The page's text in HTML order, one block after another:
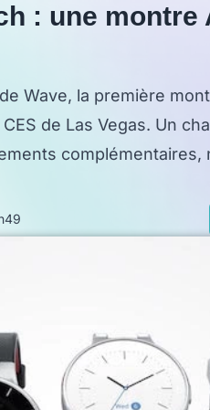
: une montre
Wave, la première
de Las Vegas. Un
complémentaires,